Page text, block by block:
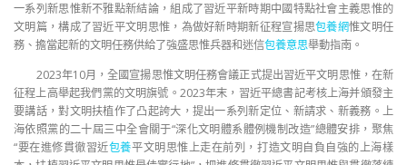
一系列新思惟新不雅點新結論，組成了習近平新時期中國特點社會主義思惟的
文明篇，構成了習近平文明思惟，為做好新時期新征程宣揚思包養網惟文明任
務、擔當起新的文明任務供給了強盛思惟兵器和迷信包養意思舉動指南。
2023年10月，全國宣揚思惟文明任務會議正式提出習近平文明思惟，在新
征程上高舉起我們黨的文明旗號。2023年末，習近平總書記考核上海并頒發主
要講話，對文明扶植作了凸起誇大，提出一系列新定位、新請求、新義務。上
海依照黨的二十屆三中全會關于“深化文明體系體例機制改造”總體安排，聚焦
“要在進修貫徹習近包養平文明思惟上走在前列，打造文明自負自強的上海樣